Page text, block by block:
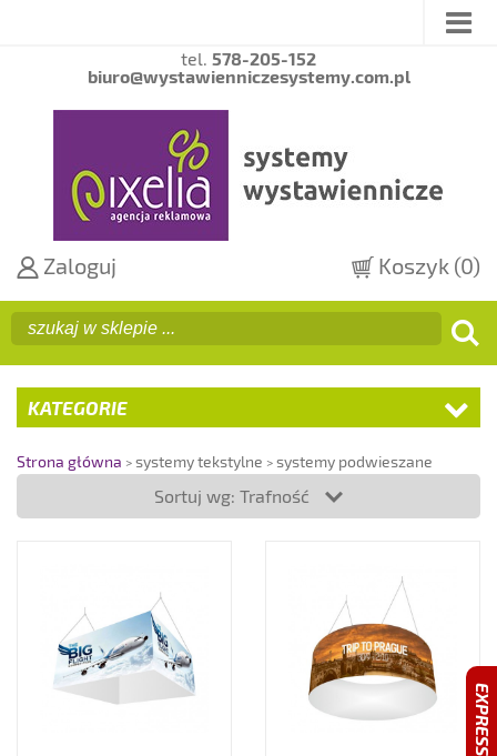
EXPRESS 4h
tel. 578-205-152
biuro@wystawienniczesystemy.com.pl
Zaloguj Koszyk (0)
KATEGORIE
Strona główna systemy tekstylne systemy podwieszane
Systemy tekstylne podwieszane
Sortuj wg: Trafność